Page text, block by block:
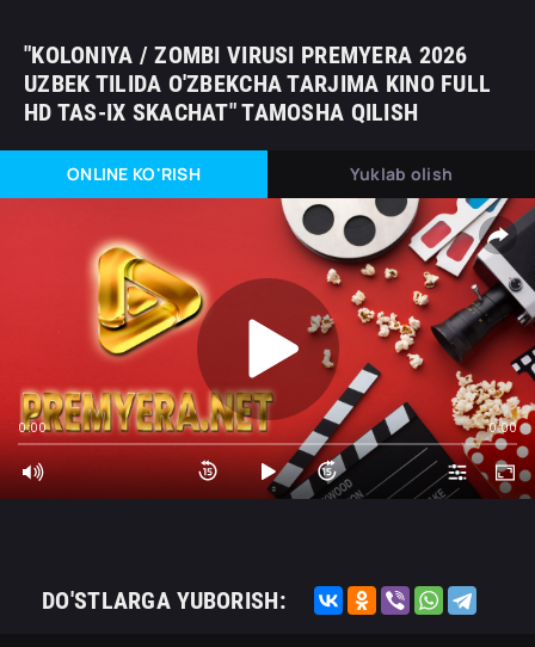
"KOLONIYA / ZOMBI VIRUSI PREMYERA 2026
UZBEK TILIDA O'ZBEKCHA TARJIMA KINO FULL
HD TAS-IX SKACHAT" TAMOSHA QILISH
ONLINE KO'RISH Yuklab olish
0:00 0:00
DO'STLARGA YUBORISH: